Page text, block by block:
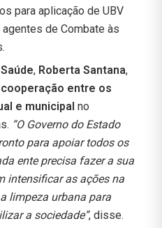
para aplicação de UBV
de Combate às
, Roberta Santana,
cooperação entre os
e municipal no
“O Governo do Estado
para apoiar todos os
ente precisa fazer a sua
intensificar as ações na
limpeza urbana para
a sociedade”, disse.